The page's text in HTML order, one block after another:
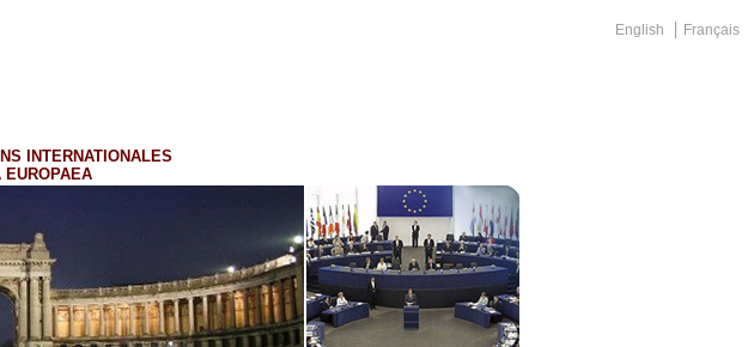
English Français
INTERNATIONALES
EUROPAEA